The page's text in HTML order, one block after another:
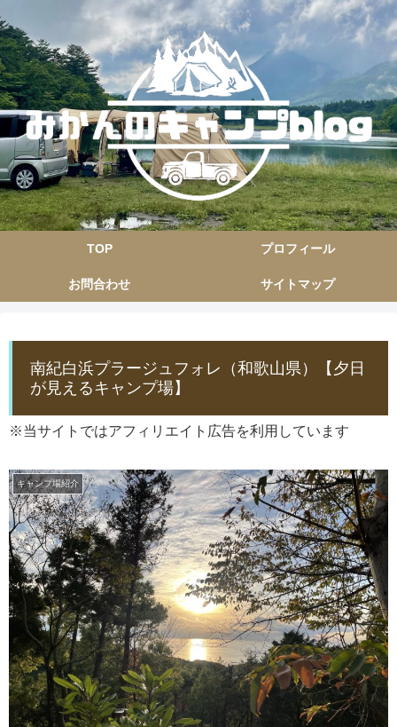
TOP プロフィール
お問合わせ サイトマップ
南紀白浜プラージュフォレ（和歌山県）【夕日
が見えるキャンプ場】
※当サイトではアフィリエイト広告を利用しています
キャンプ場紹介